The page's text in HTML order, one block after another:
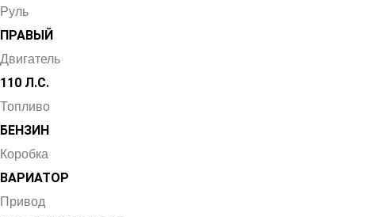
Руль
ПРАВЫЙ
Двигатель
110 Л.С.
Топливо
БЕНЗИН
Коробка
ВАРИАТОР
Привод